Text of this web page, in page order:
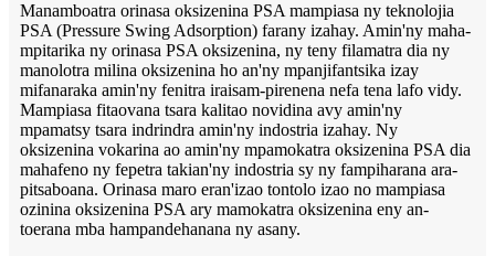
Manamboatra orinasa oksizenina PSA mampiasa ny teknolojia
PSA (Pressure Swing Adsorption) farany izahay. Amin'ny maha-
mpitarika ny orinasa PSA oksizenina, ny teny filamatra dia ny
manolotra milina oksizenina ho an'ny mpanjifantsika izay
mifanaraka amin'ny fenitra iraisam-pirenena nefa tena lafo vidy.
Mampiasa fitaovana tsara kalitao novidina avy amin'ny
mpamatsy tsara indrindra amin'ny indostria izahay. Ny
oksizenina vokarina ao amin'ny mpamokatra oksizenina PSA dia
mahafeno ny fepetra takian'ny indostria sy ny fampiharana ara-
pitsaboana. Orinasa maro eran'izao tontolo izao no mampiasa
ozinina oksizenina PSA ary mamokatra oksizenina eny an-
toerana mba hampandehanana ny asany.